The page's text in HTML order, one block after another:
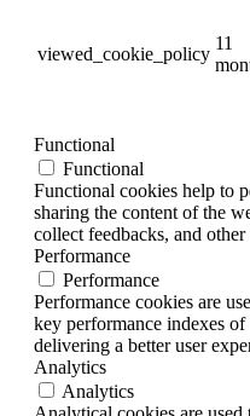
viewed_cookie_policy
11
Functional
Functional
Functional cookies help to
sharing the content of the
collect feedbacks, and
Performance
Performance
Performance cookies are
key performance indexes
delivering a better user
Analytics
Analytics